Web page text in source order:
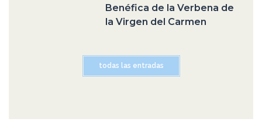
Benéfica de la Verbena de
la Virgen del Carmen
todas las entradas